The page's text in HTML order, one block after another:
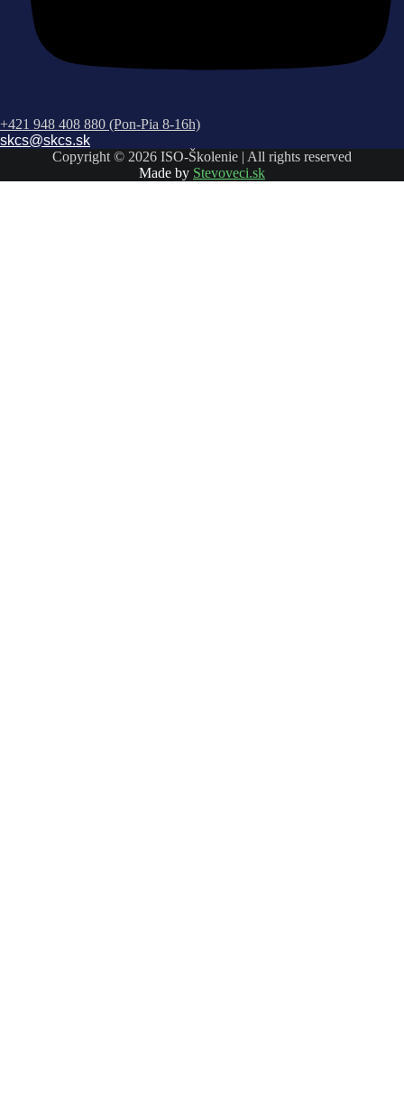
+421 948 408 880 (Pon-Pia 8-16h)
skcs@skcs.sk
Copyright © 2026 ISO-Školenie | All rights reserved
Made by Stevoveci.sk